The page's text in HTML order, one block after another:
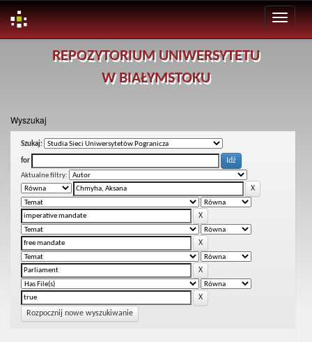
REPOZYTORIUM UNIWERSYTETU
W BIAŁYMSTOKU
Wyszukaj
Szukaj:
for
Aktualne filtry:
Rozpocznij nowe wyszukiwanie